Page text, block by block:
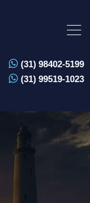
(31) 98402-5199
(31) 99519-1023